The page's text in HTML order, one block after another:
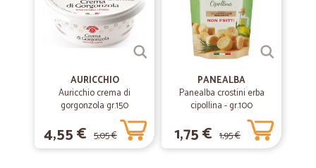
AURICCHIO
Auricchio crema di
gorgonzola gr.150
4,55 € 5,05 €
PANEALBA
Panealba crostini erba
cipollina - gr.100
1,75 € 1,95 €